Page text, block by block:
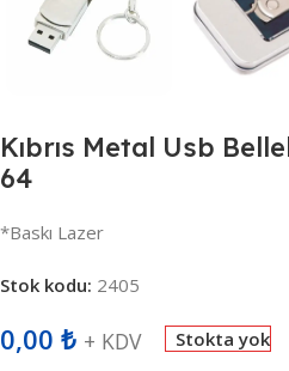
Kıbrıs Metal Usb
64
*Baskı Lazer
Stok kodu: 2405
0,00 ₺ + KDV Stokta yok